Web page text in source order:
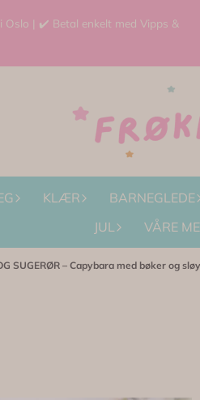
| ✔️ Betal enkelt med Vipps &
KLÆR BARNEGLEDE
JUL
VÅRE
SUGERØR – Capybara med bøker og